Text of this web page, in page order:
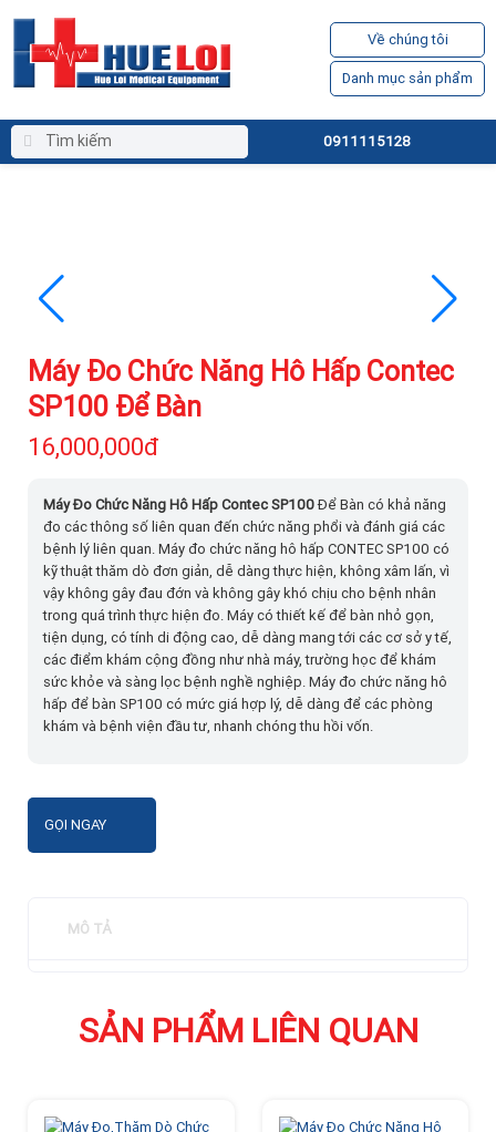
Về chúng tôi
Danh mục sản phẩm
0911115128
Máy Đo Chức Năng Hô Hấp Contec
SP100 Để Bàn
16,000,000đ
Máy Đo Chức Năng Hô Hấp Contec SP100Để Bàn có khả năng
đo các thông số liên quan đến chức năng phổi và đánh giá các
bệnh lý liên quan. Máy đo chức năng hô hấp CONTEC SP100 có
kỹ thuật thăm dò đơn giản, dễ dàng thực hiện, không xâm lấn, vì
vậy không gây đau đớn và không gây khó chịu cho bệnh nhân
trong quá trình thực hiện đo. Máy có thiết kế để bàn nhỏ gọn,
tiện dụng, có tính di động cao, dễ dàng mang tới các cơ sở y tế,
các điểm khám cộng đồng như nhà máy, trường học để khám
sức khỏe và sàng lọc bệnh nghề nghiệp. Máy đo chức năng hô
hấp để bàn SP100 có mức giá hợp lý, dễ dàng để các phòng
khám và bệnh viện đầu tư, nhanh chóng thu hồi vốn.
GỌI NGAY
MÔ TẢ
SẢN PHẨM LIÊN QUAN